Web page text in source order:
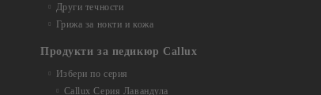
Други течности
Грижа за нокти и кожа
Продукти за педикюр Callux
Избери по серия
Callux Серия Лавандула